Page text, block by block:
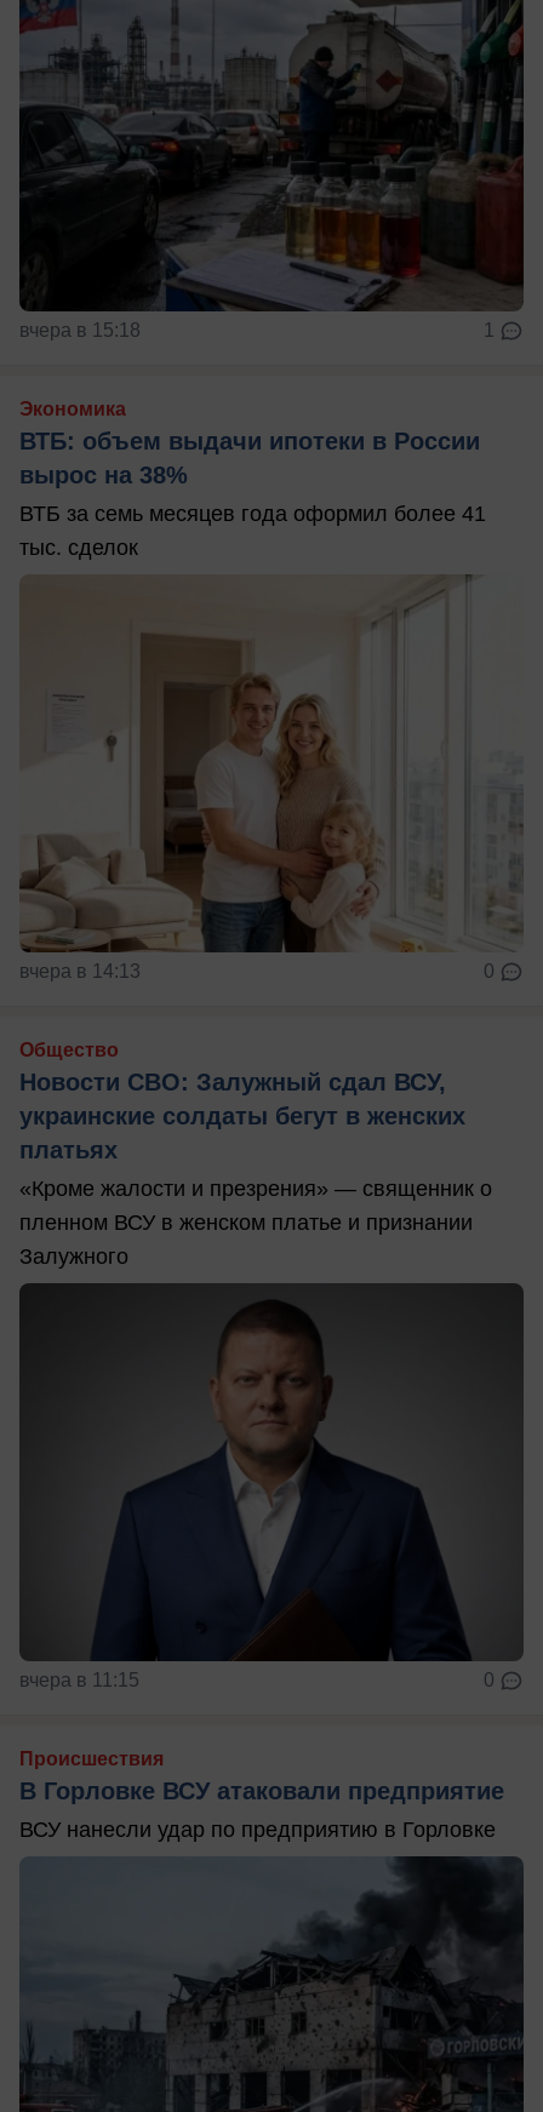
вчера в 15:18 1
Экономика
ВТБ: объем выдачи ипотеки в России
вырос на 38%
ВТБ за семь месяцев года оформил более 41
тыс. сделок
вчера в 14:13 0
Общество
Новости СВО: Залужный сдал ВСУ,
украинские солдаты бегут в женских
платьях
«Кроме жалости и презрения» — священник о
пленном ВСУ в женском платье и признании
Залужного
вчера в 11:15 0
Происшествия
В Горловке ВСУ атаковали предприятие
ВСУ нанесли удар по предприятию в Горловке